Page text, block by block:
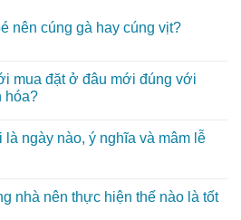
nên cúng gà hay cúng vịt?
mua đặt ở đâu mới đúng với
hóa?
là ngày nào, ý nghĩa và mâm lễ
nhà nên thực hiện thế nào là tốt